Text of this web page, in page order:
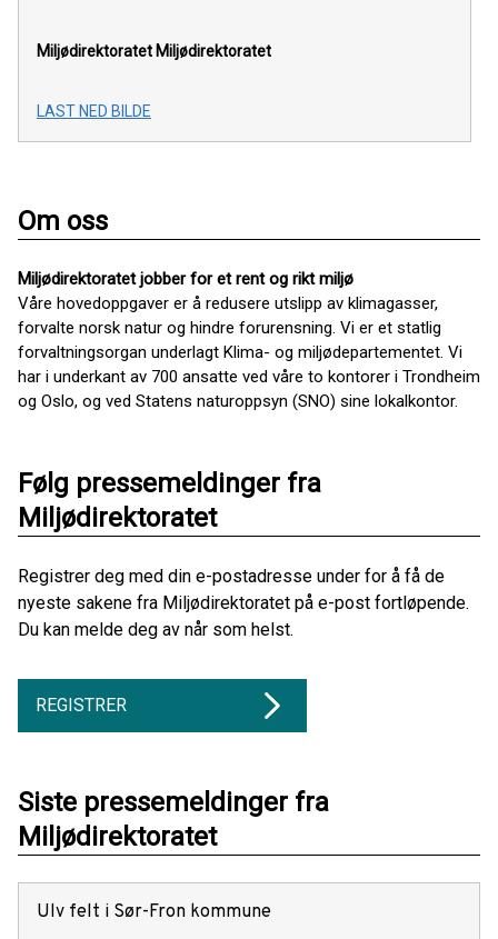
MiljødirektoratetMiljødirektoratet
LAST NED BILDE
Om oss
Miljødirektoratet jobber for et rent og rikt miljø
Våre hovedoppgaver er å redusere utslipp av klimagasser,
forvalte norsk natur og hindre forurensning. Vi er et statlig
forvaltningsorgan underlagt Klima- og miljødepartementet. Vi
har i underkant av 700 ansatte ved våre to kontorer i Trondheim
og Oslo, og ved Statens naturoppsyn (SNO) sine lokalkontor.
Følg pressemeldinger fra
Miljødirektoratet
Registrer deg med din e-postadresse under for å få de
nyeste sakene fra Miljødirektoratet på e-post fortløpende.
Du kan melde deg av når som helst.
REGISTRER
Siste pressemeldinger fra
Miljødirektoratet
Ulv felt i Sør-Fron kommune